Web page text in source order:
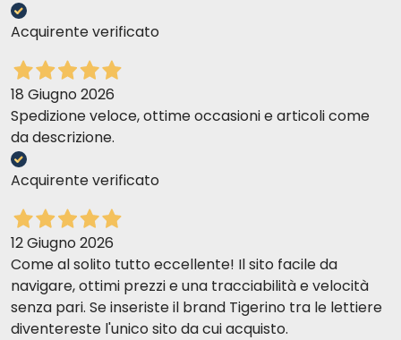
Acquirente verificato
18 Giugno 2026
Spedizione veloce, ottime occasioni e articoli come
da descrizione.
Acquirente verificato
12 Giugno 2026
Come al solito tutto eccellente! Il sito facile da
navigare, ottimi prezzi e una tracciabilità e velocità
senza pari. Se inseriste il brand Tigerino tra le lettiere
diventereste l'unico sito da cui acquisto.